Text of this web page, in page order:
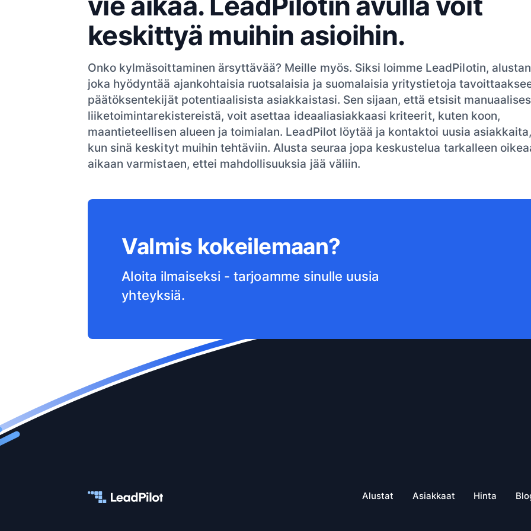
keskittyä muihin asioihin.
Onko kylmäsoittaminen ärsyttävää? Meille myös. Siksi loimme LeadPilotin,
joka hyödyntää ajankohtaisia ruotsalaisia ja suomalaisia yritystietoja
päätöksentekijät potentiaalisista asiakkaistasi. Sen sijaan, että etsisit
liiketoimintarekistereistä, voit asettaa ideaaliasiakkaasi kriteerit, kuten koon,
maantieteellisen alueen ja toimialan. LeadPilot löytää ja kontaktoi uusia asiakkaita,
kun sinä keskityt muihin tehtäviin. Alusta seuraa jopa keskustelua tarkalleen
aikaan varmistaen, ettei mahdollisuuksia jää väliin.
Valmis kokeilemaan?
Aloita ilmaiseksi - tarjoamme sinulle uusia
yhteyksiä.
Alustat Asiakkaat Hinta